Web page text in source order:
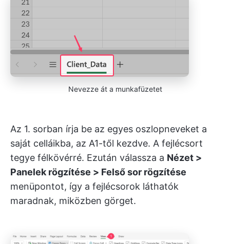
Nevezze át a munkafüzetet
Az 1. sorban írja be az egyes oszlopneveket a
saját celláikba, az A1-től kezdve. A fejlécsort
tegye félkövérré. Ezután válassza a Nézet >
Panelek rögzítése > Felső sor rögzítése
menüpontot, így a fejlécsorok láthatók
maradnak, miközben görget.